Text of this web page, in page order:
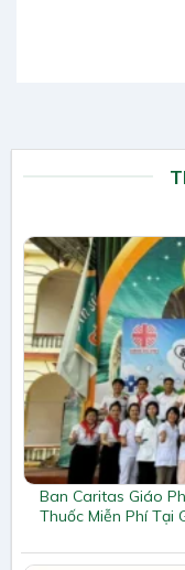
Ban Caritas Giáo
Thuốc Miễn Phí Tại